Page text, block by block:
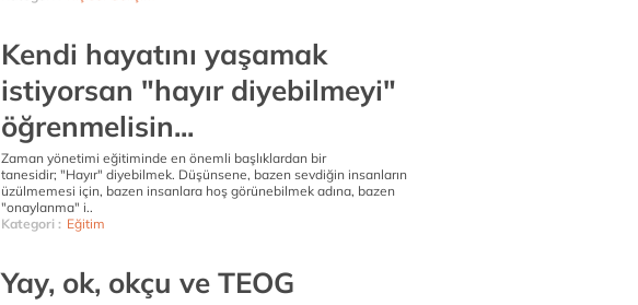
Kendi hayatını yaşamak
istiyorsan "hayır diyebilmeyi"
öğrenmelisin...
Zaman yönetimi eğitiminde en önemli başlıklardan bir
tanesidir; "Hayır" diyebilmek. Düşünsene, bazen sevdiğin insanların
üzülmemesi için, bazen insanlara hoş görünebilmek adına, bazen
"onaylanma" i..
Kategori : Eğitim
Yay, ok, okçu ve TEOG